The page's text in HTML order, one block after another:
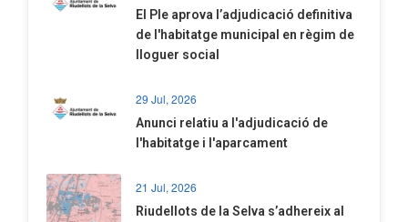
El Ple aprova l’adjudicació definitiva
de l'habitatge municipal en règim de
lloguer social
29 Jul, 2026
Anunci relatiu a l'adjudicació de
l'habitatge i l'aparcament
21 Jul, 2026
Riudellots de la Selva s’adhereix al